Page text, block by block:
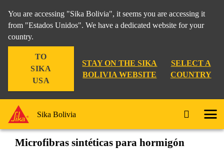
You are accessing "Sika Bolivia", it seems you are accessing it
from "Estados Unidos". We have a dedicated website for your
country.
TO
SIKA
USA
STAY ON THE SIKA
BOLIVIA WEBSITE
SELECT A
COUNTRY
Sika Bolivia
Fibermesh-150 e3
Microfibras sintéticas para hormigón